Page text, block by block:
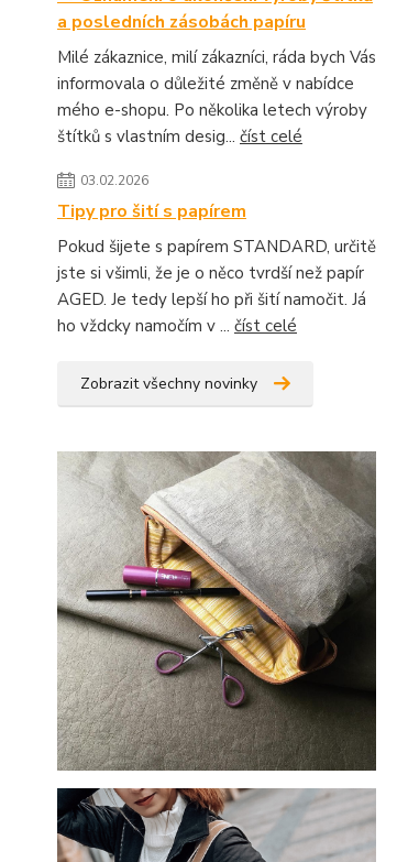
a posledních zásobách papíru
Milé zákaznice, milí zákazníci, ráda bych Vás
informovala o důležité změně v nabídce
mého e-shopu. Po několika letech výroby
štítků s vlastním desig... číst celé
03.02.2026
Tipy pro šití s papírem
Pokud šijete s papírem STANDARD, určitě
jste si všimli, že je o něco tvrdší než papír
AGED. Je tedy lepší ho při šití namočit. Já
ho vždcky namočím v ... číst celé
Zobrazit všechny novinky